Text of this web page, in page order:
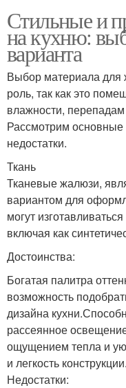
Стильные и
на кухню:
варианта
Выбор материала для
роль, так как это
влажности,
Рассмотрим
недостатки.
Ткань
Тканевые жалюзи,
вариантом для
могут
включая как
Достоинства:
Богатая палитра
возможность
дизайна
рассеянное
ощущением тепла и
и легкость конструкции.
Недостатки: